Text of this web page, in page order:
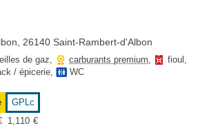
26140 Saint-Rambert-d'Albon
de gaz, carburants premium, fioul ,
/ épicerie, WC
GPLc
1,110 €